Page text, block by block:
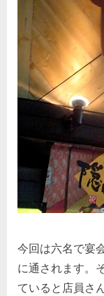
今回は六名で宴
に通されます。
ていると店員さ